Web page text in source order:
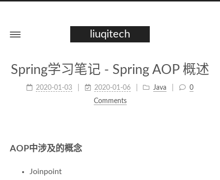
liuqitech
Spring学习笔记 - Spring AOP 概述
2020-01-03 2020-01-06 Java
0
Comments
AOP中涉及的概念
Joinpoint